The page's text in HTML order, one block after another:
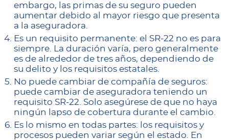
embargo, las primas de su seguro pueden
aumentar debido al mayor riesgo que presenta
a la aseguradora.
Es un requisito permanente: el SR-22 no es para
siempre. La duración varía, pero generalmente
es de alrededor de tres años, dependiendo de
su delito y los requisitos estatales.
No puede cambiar de compañía de seguros:
puede cambiar de aseguradora teniendo un
requisito SR-22. Solo asegúrese de que no haya
ningún lapso de cobertura durante el cambio.
Es lo mismo en todas partes: los requisitos y
procesos pueden variar según el estado. En